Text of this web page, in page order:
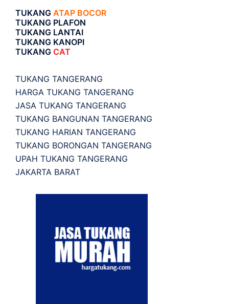
TUKANG ATAP BOCOR
TUKANG PLAFON
TUKANG LANTAI
TUKANG KANOPI
TUKANG CAT
TUKANG TANGERANG
HARGA TUKANG TANGERANG
JASA TUKANG TANGERANG
TUKANG BANGUNAN TANGERANG
TUKANG HARIAN TANGERANG
TUKANG BORONGAN TANGERANG
UPAH TUKANG TANGERANG
JAKARTA BARAT